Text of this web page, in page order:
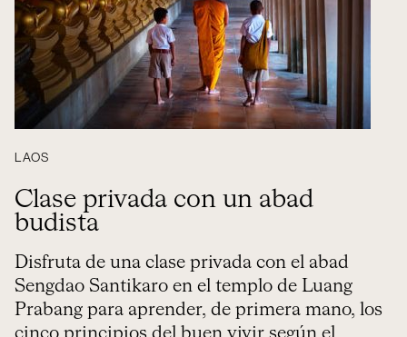
LAOS
Clase privada con un abad
budista
Disfruta de una clase privada con el abad
Sengdao Santikaro en el templo de Luang
Prabang para aprender, de primera mano, los
cinco principios del buen vivir según el